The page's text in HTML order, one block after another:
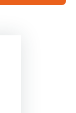
Budget max (€)